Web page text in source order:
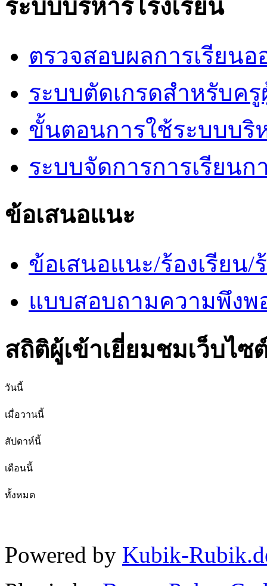
ระบบบริหารโรงเรียน
ตรวจสอบผลการเรียน
ระบบตัดเกรดสำหรับค
ขั้นตอนการใช้ระบบบริ
ระบบจัดการการเรียน
ข้อเสนอแนะ
ข้อเสนอแนะ/ร้องเรียน/
แบบสอบถามความพึงพ
สถิติผู้เข้าเยี่ยมชมเว็บไซ
วันนี้
เมื่อวานนี้
สัปดาห์นี้
เดือนนี้
ทั้งหมด
Powered by Kubik-